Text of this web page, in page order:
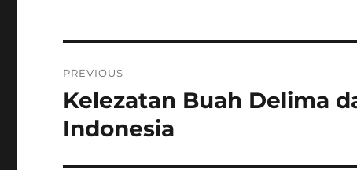
navigation
PREVIOUS
Previous
post:
Kelezatan Buah Delima
Indonesia